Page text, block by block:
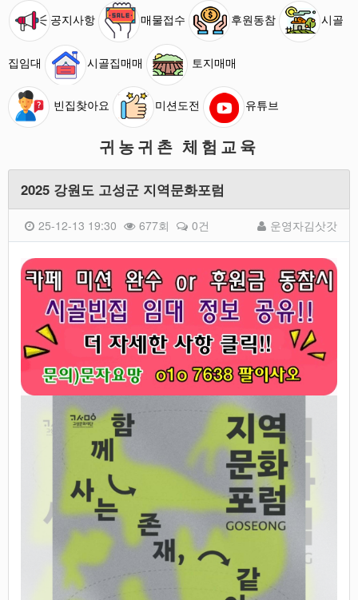
공지사항 매물접수 후원동참 시골
집임대 시골집매매 토지매매
빈집찾아요 미션도전 유튜브
귀농귀촌 체험교육
2025 강원도 고성군 지역문화포럼
운영자김삿갓
25-12-13 19:30 677회 0건
본문